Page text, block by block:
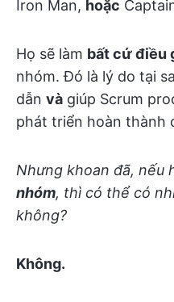
Iron Man, hoặc
Họ sẽ làm bất cứ điều
nhóm. Đó là lý do tại
dẫn và giúp Scrum
phát triển hoàn thành
Nhưng khoan đã, nếu
nhóm, thì có thể có
không?
Không.